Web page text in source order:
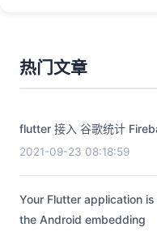
热门文章
flutter 接入 谷歌统计
2021-09-23 08:18:59
Your Flutter application
the Android embedding